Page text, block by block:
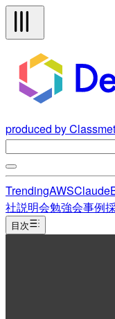
produced by
TrendingAWSClaude
社説明会勉強会事例
目次